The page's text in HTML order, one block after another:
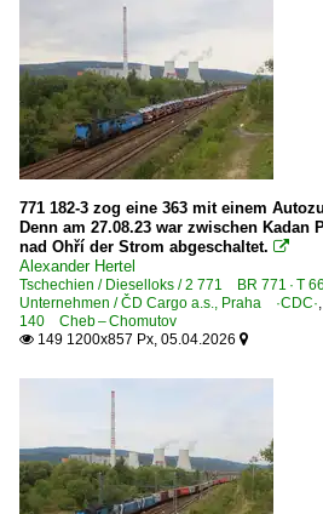
E-Loks | Mehrsystem
7 362 BR 362 · ES 499.1
7 362 BR 362 · ES 499.1
7 363 BR 363 · ES 499.1
7 363 BR 363 · ES 499.1
7 383 BR 383 ·Vectron MS·
7 383 BR 383 ·Vectron
7 386 BR 386 ·Traxx MS2e·
7 388 BR 388 ·Traxx MS3·
E-Loks | Wechselstrom
7 210 BR 210 · S 458.0
7 230 BR 230 · S 489.0
7 240 BR 240 'Laminátka'
771 182-3 zog eine 363 mit einem
Denn am 27.08.23 war zwischen Kadan
nad Ohří der Strom abgeschaltet. 
Alexander Hertel
Tschechien / Dieselloks / 2 771 BR 771 · T
Unternehmen / ČD Cargo a.s., Praha ·CDC·,
140 Cheb – Chomutov
 149 1200x857 Px, 05.04.2026 